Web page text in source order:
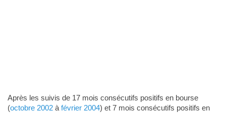
Après les suivis de 17 mois consécutifs positifs en bourse
(octobre 2002à février 2004) et 7 mois consécutifs positifs en